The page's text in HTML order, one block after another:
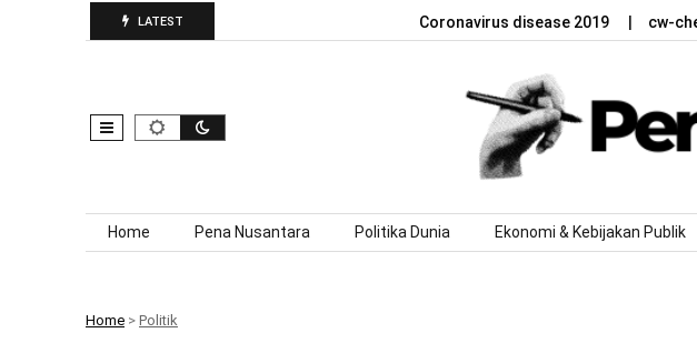
LATEST Coronavirus disease 2019 cw-
Skip to content
Home Pena Nusantara Politika Dunia Ekonomi & Kebijakan Publik
Home > Politik